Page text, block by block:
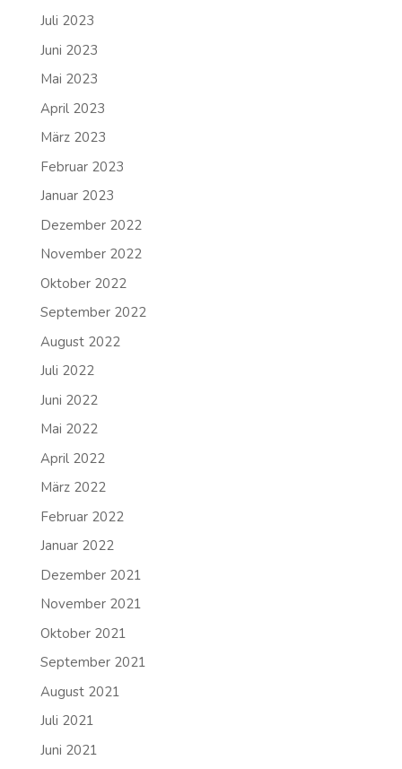
Juli 2023
Juni 2023
Mai 2023
April 2023
März 2023
Februar 2023
Januar 2023
Dezember 2022
November 2022
Oktober 2022
September 2022
August 2022
Juli 2022
Juni 2022
Mai 2022
April 2022
März 2022
Februar 2022
Januar 2022
Dezember 2021
November 2021
Oktober 2021
September 2021
August 2021
Juli 2021
Juni 2021